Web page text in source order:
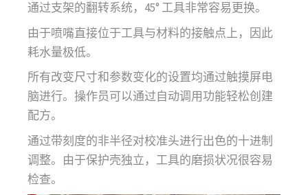
通过支架的翻转系统，45° 工具非常容易更换。
由于喷嘴直接位于工具与材料的接触点上，因此
耗水量极低。
所有改变尺寸和参数变化的设置均通过触摸屏电
脑进行。操作员可以通过自动调用功能轻松创建
配方。
通过带刻度的非半径对校准头进行出色的十进制
调整。由于保护壳独立，工具的磨损状况很容易
检查。